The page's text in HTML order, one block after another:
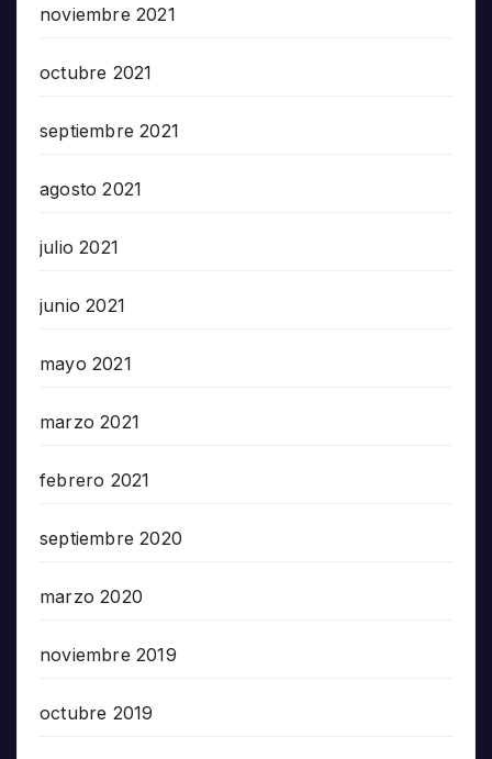
noviembre 2021
octubre 2021
septiembre 2021
agosto 2021
julio 2021
junio 2021
mayo 2021
marzo 2021
febrero 2021
septiembre 2020
marzo 2020
noviembre 2019
octubre 2019